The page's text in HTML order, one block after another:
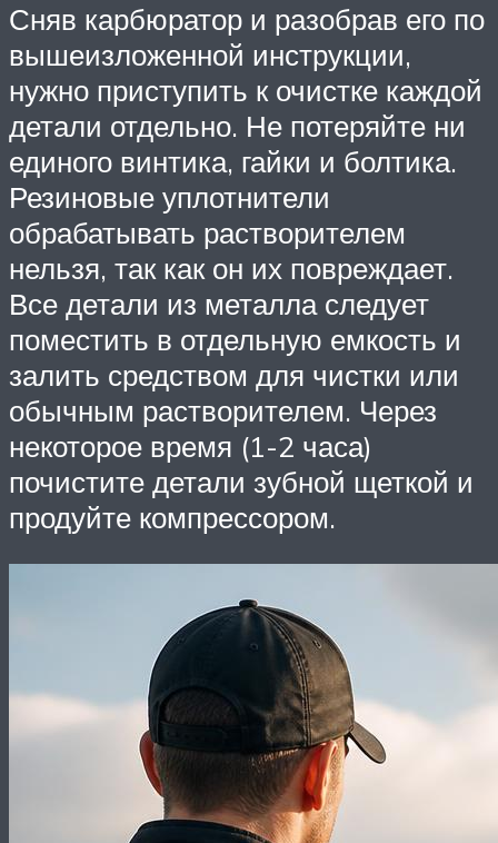
Сняв карбюратор и разобрав его по
вышеизложенной инструкции,
нужно приступить к очистке каждой
детали отдельно. Не потеряйте ни
единого винтика, гайки и болтика.
Резиновые уплотнители
обрабатывать растворителем
нельзя, так как он их повреждает.
Все детали из металла следует
поместить в отдельную емкость и
залить средством для чистки или
обычным растворителем. Через
некоторое время (1-2 часа)
почистите детали зубной щеткой и
продуйте компрессором.